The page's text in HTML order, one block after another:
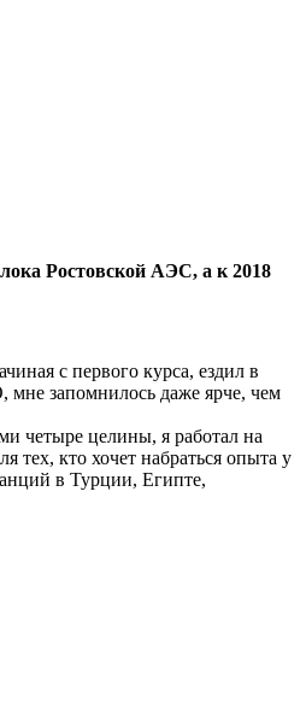
Ростовской АЭС, а к 2018
с первого курса, ездил в
запомнилось даже ярче, чем
четыре целины, я работал на
кто хочет набраться опыта у
в Турции, Египте,